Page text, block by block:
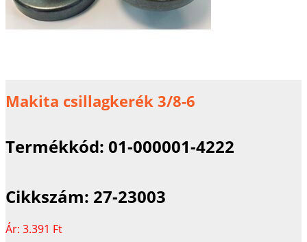
Makita csillagkerék 3/8-6
Termékkód: 01-000001-4222
Cikkszám: 27-23003
Ár: 3.391 Ft